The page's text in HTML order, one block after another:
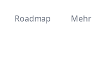
Roadmap Mehr